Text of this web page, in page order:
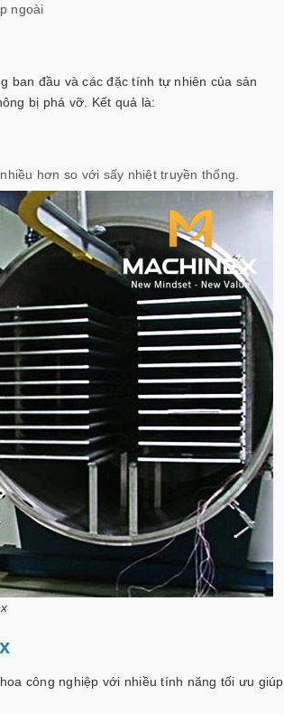
ngoài
ban đầu và các đặc tính tự nhiên của sản
bị phá vỡ. Kết quả là:
hơn so với sấy nhiệt truyền thống.
công nghiệp với nhiều tính năng tối ưu giúp